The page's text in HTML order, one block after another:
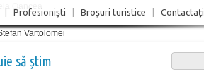
Profesionişti Broşuri turistice
să știm